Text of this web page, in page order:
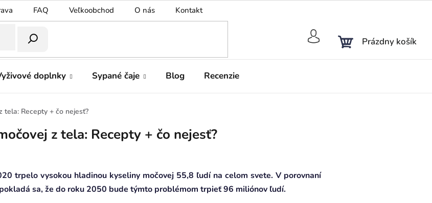
FAQ Veľkoobchod O nás Kontakt
NÁKUPNÝ
Prázdny košík
doplnky Sypané čaje Blog Recenzie
tela: Recepty + čo nejesť?
z tela: Recepty + čo nejesť?
trpelo vysokou hladinou kyseliny močovej 55,8 ľudí na celom svete. V porovnaní
sa, že do roku 2050 bude týmto problémom trpieť 96 miliónov ľudí.